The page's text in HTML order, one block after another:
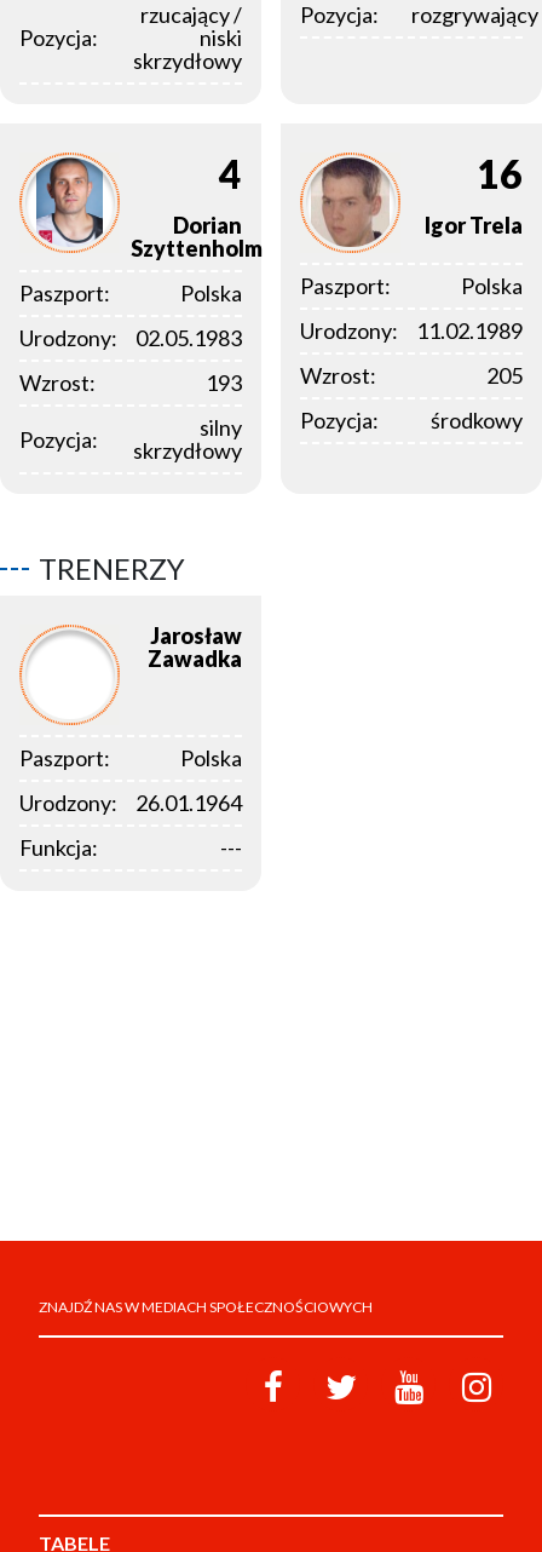
Pozycja:
rzucający /
niski
skrzydłowy
Pozycja:
rozgrywający
4
Dorian
Szyttenholm
Paszport:
Polska
Urodzony:
02.05.1983
Wzrost:
193
Pozycja:
silny
skrzydłowy
16
IgorTrela
Paszport:
Polska
Urodzony:
11.02.1989
Wzrost:
205
Pozycja:
środkowy
TRENERZY
Jarosław
Zawadka
Paszport:
Polska
Urodzony:
26.01.1964
Funkcja:
---
ZNAJDŹ NAS W MEDIACH SPOŁECZNOŚCIOWYCH
TABELE